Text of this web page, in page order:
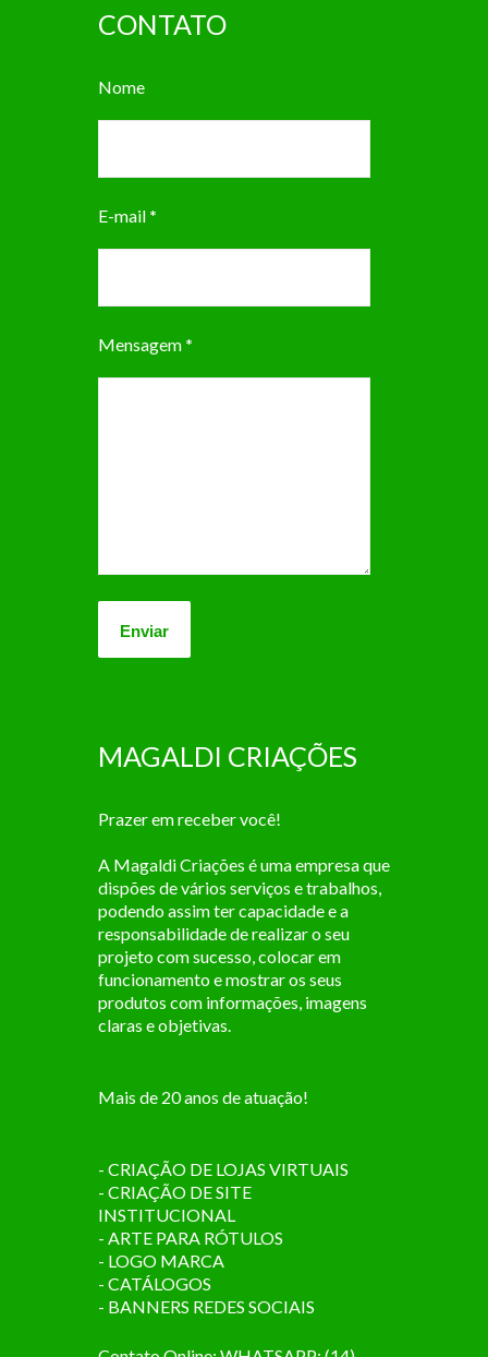
CONTATO
Nome
E-mail *
Mensagem *
MAGALDI CRIAÇÕES
Prazer em receber você!
A Magaldi Criações é uma empresa que
dispões de vários serviços e trabalhos,
podendo assim ter capacidade e a
responsabilidade de realizar o seu
projeto com sucesso, colocar em
funcionamento e mostrar os seus
produtos com informações, imagens
claras e objetivas.
Mais de 20 anos de atuação!
- CRIAÇÃO DE LOJAS VIRTUAIS
- CRIAÇÃO DE SITE
INSTITUCIONAL
- ARTE PARA RÓTULOS
- LOGO MARCA
- CATÁLOGOS
- BANNERS REDES SOCIAIS